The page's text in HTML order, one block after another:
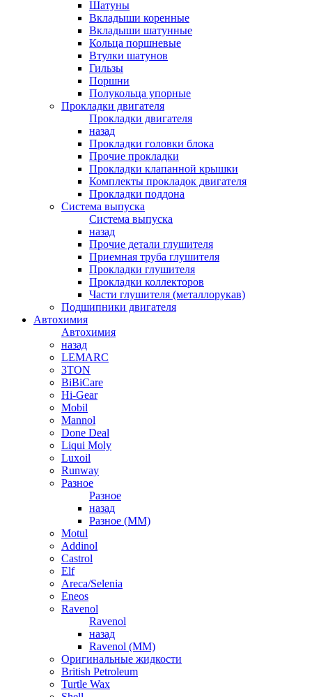
Шатуны
Вкладыши коренные
Вкладыши шатунные
Кольца поршневые
Втулки шатунов
Гильзы
Поршни
Полукольца упорные
Прокладки двигателя
Прокладки двигателя
назад
Прокладки головки блока
Прочие прокладки
Прокладки клапанной крышки
Комплекты прокладок двигателя
Прокладки поддона
Система выпуска
Система выпуска
назад
Прочие детали глушителя
Приемная труба глушителя
Прокладки глушителя
Прокладки коллекторов
Части глушителя (металлорукав)
Подшипники двигателя
Автохимия
Автохимия
назад
LEMARC
3TON
BiBiCare
Hi-Gear
Mobil
Mannol
Done Deal
Liqui Moly
Luxoil
Runway
Разное
Разное
назад
Разное (ММ)
Motul
Addinol
Castrol
Elf
Areca/Selenia
Eneos
Ravenol
Ravenol
назад
Ravenol (ММ)
Оригинальные жидкости
British Petroleum
Turtle Wax